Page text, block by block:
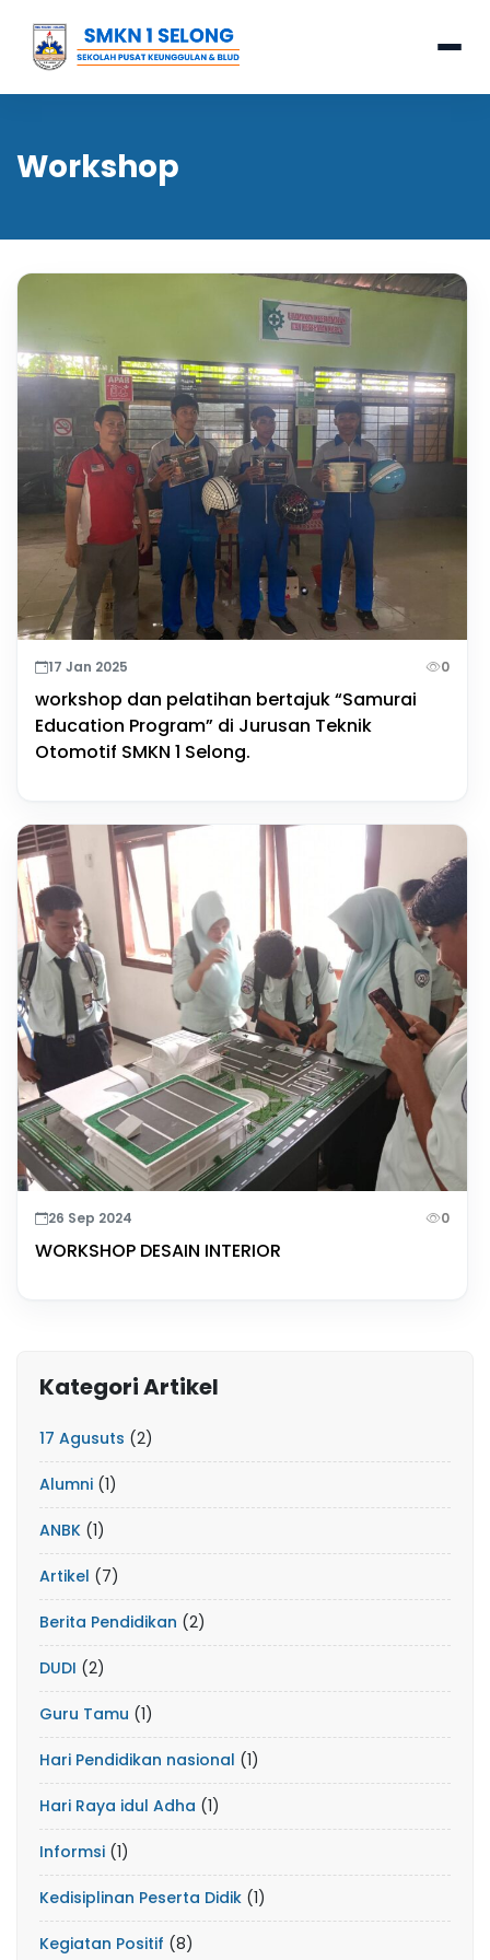
Workshop
17 Jan 2025 0
workshop dan pelatihan bertajuk “Samurai
Education Program” di Jurusan Teknik
Otomotif SMKN 1 Selong.
26 Sep 2024 0
WORKSHOP DESAIN INTERIOR
Kategori Artikel
17 Agusuts (2)
Alumni (1)
ANBK (1)
Artikel (7)
Berita Pendidikan (2)
DUDI (2)
Guru Tamu (1)
Hari Pendidikan nasional (1)
Hari Raya idul Adha (1)
Informsi (1)
Kedisiplinan Peserta Didik (1)
Kegiatan Positif (8)